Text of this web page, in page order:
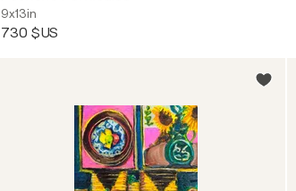
9x13in
730 $US